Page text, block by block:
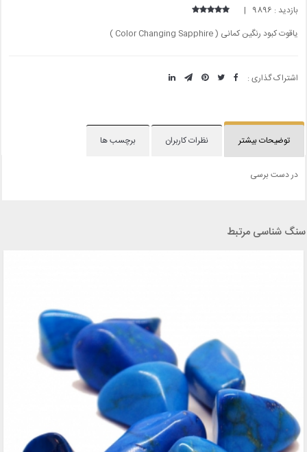
بازدید : 9896 |
یاقوت کبود رنگین کمانی ( Color Changing Sapphire )
اشتراک گذاری :
توضیحات بیشتر نظرات کاربران برچسب ها
در دست برسی
سنگ شناسی مرتبط